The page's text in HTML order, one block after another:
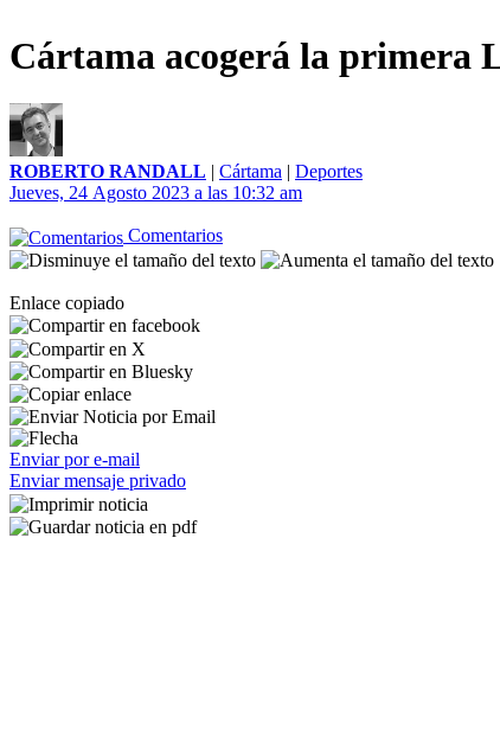
Cártama acogerá la primera
ROBERTO RANDALL | Cártama | Deportes
Jueves, 24 Agosto 2023 a las 10:32 am
Comentarios
Enlace copiado
Enviar por e-mail
Enviar mensaje privado